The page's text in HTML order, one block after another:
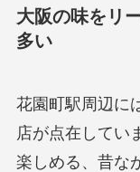
大阪の味をリ
多い
花園町駅周辺に
店が点在してい
楽しめる、昔な